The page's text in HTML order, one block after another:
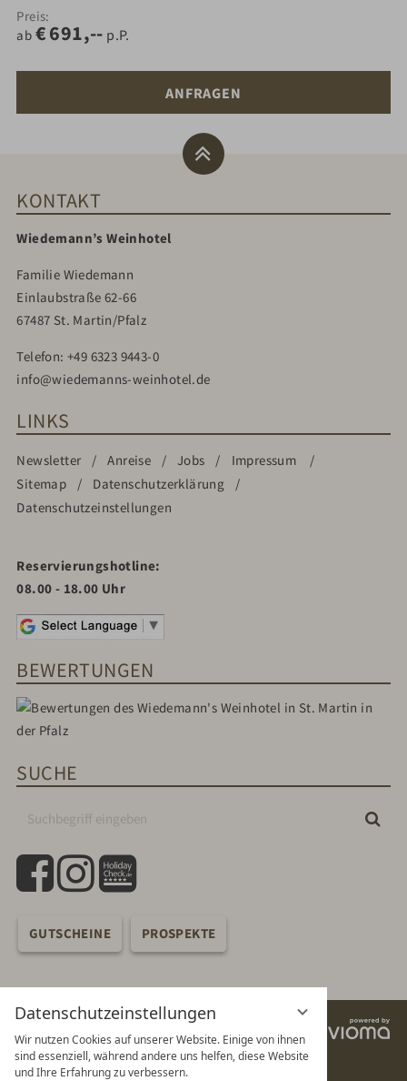
Datenschutzeinstellungen
Wir nutzen Cookies auf unserer Website. Einige von ihnen
sind essenziell, während andere uns helfen, diese Website
und Ihre Erfahrung zu verbessern.
Preis
ab €691,--
ANFRAGEN
KONTAKT
Wiedemann’s Weinhotel
Familie Wiedemann
Einlaubstraße 62-66
67487 St. Martin/Pfalz
Telefon: +49 6323 9443-0
info@wiedemanns-weinhotel.de
LINKS
Newsletter Anreise Jobs
Impressum
Sitemap
Datenschutzerklärung
Datenschutzeinstellungen
Reservierungshotline:
08.00 - 18.00 Uhr
BEWERTUNGEN
SUCHE
facebookinstagram
GUTSCHEINE PROSPEKTE